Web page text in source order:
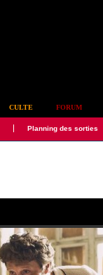
CULTE FORUM
Planning des sorties